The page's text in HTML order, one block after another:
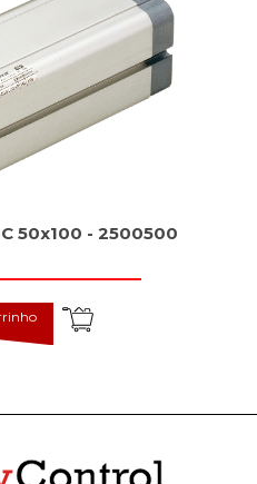
50x100 - 2500500